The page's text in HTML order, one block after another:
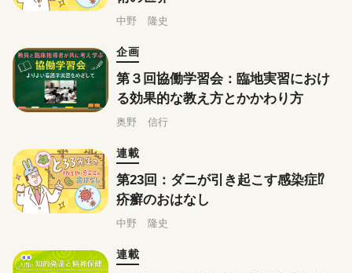
中野 隆史
企画
第３回協働学習会：臨地実習におけ
る効果的な教え方とかかわり方
奥野 信行
連載
第23回：ダニが引き起こす感染症⁉
疥癬のおはなし
中野 隆史
連載